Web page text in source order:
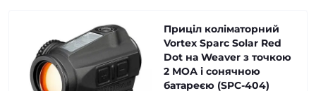
Приціл коліматорний
Vortex Sparc Solar Red
Dot на Weaver з точкою
2 МОА і сонячною
батареєю (SPC-404)